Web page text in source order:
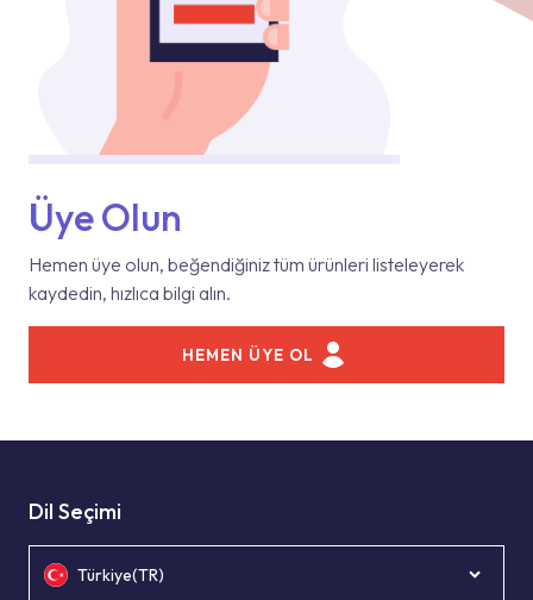
Üye Olun
Hemen üye olun, beğendiğiniz tüm ürünleri listeleyerek
kaydedin, hızlıca bilgi alın.
HEMEN ÜYE OL
Dil Seçimi
Türkiye(TR)